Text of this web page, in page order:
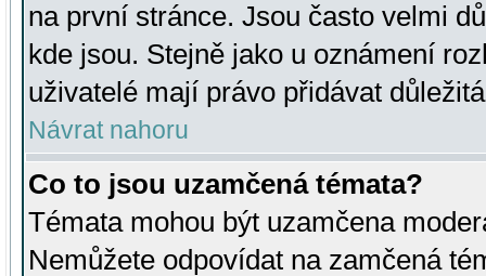
na první stránce. Jsou často velmi
kde jsou. Stejně jako u oznámení
uživatelé mají právo přidávat
Návrat nahoru
Co to jsou uzamčená témata?
Témata mohou být uzamčena
Nemůžete odpovídat na zamčená